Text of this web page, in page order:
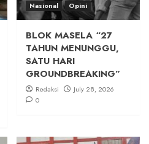
Nasional Opini
BLOK MASELA “27
TAHUN MENUNGGU,
SATU HARI
GROUNDBREAKING”
Redaksi
July 28, 2026
0